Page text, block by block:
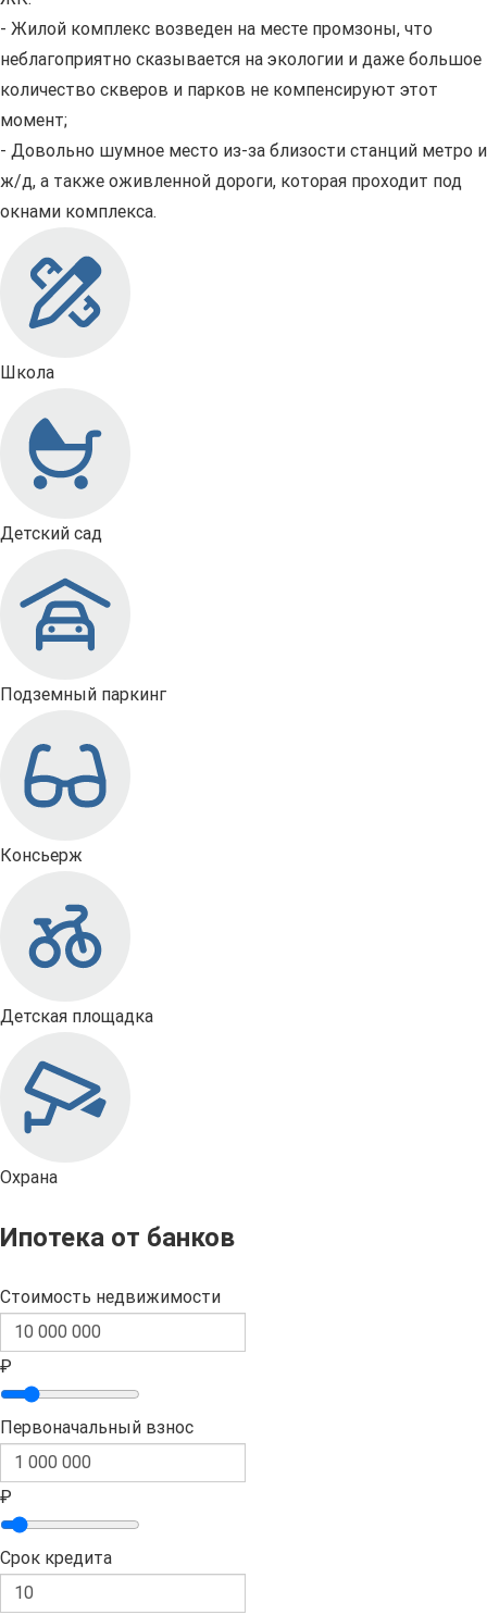
- Жилой комплекс возведен на месте промзоны, что
неблагоприятно сказывается на экологии и даже большое
количество скверов и парков не компенсируют этот
момент;
- Довольно шумное место из-за близости станций метро и
ж/д, а также оживленной дороги, которая проходит под
окнами комплекса.
Школа
Детский сад
Подземный паркинг
Консьерж
Детская площадка
Охрана
Ипотека от банков
Стоимость недвижимости
₽
Первоначальный взнос
₽
Срок кредита